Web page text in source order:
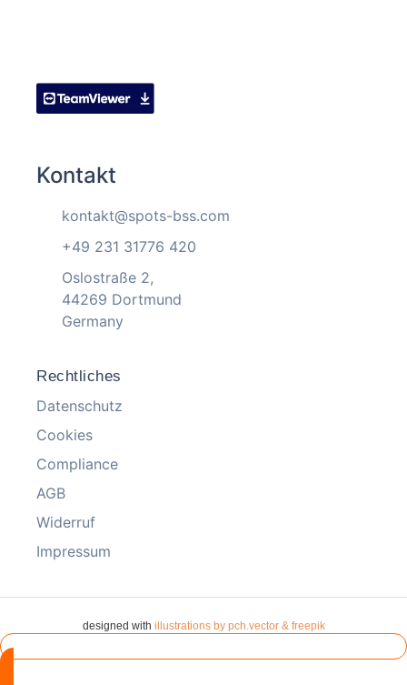
Kontakt
kontakt@spots-bss.com
+49 231 31776 420
Oslostraße 2,
44269 Dortmund
Germany
Rechtliches
Datenschutz
Cookies
Compliance
AGB
Widerruf
Impressum
designed with illustrations by pch.vector & freepik